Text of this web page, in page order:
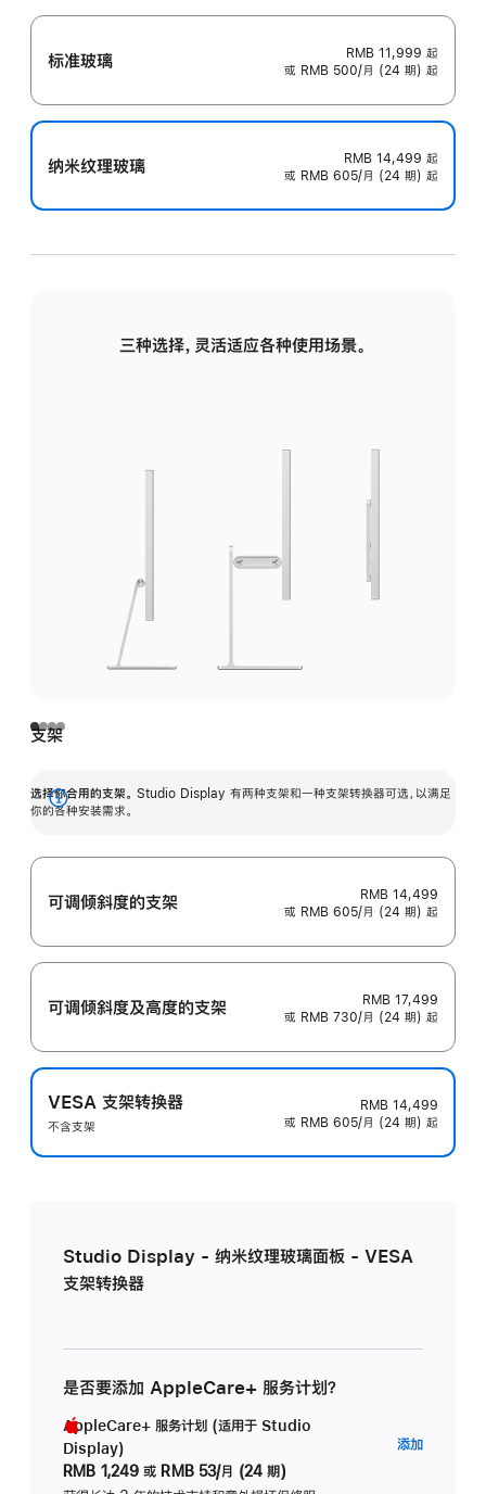
标准玻璃 RMB 11,999 起
或 RMB 500/月 (24 期) 起
纳米纹理玻璃 RMB 14,499 起
或 RMB 605/月 (24 期) 起
三种选择，灵活适应各种使用场景。
支架
选择你合用的支架。 Studio Display 有两种支架和一种支架转换器可选，以满足
你的各种安装需求。
展
可调倾斜度的支架
RMB 14,499
或 RMB 605/月 (24 期) 起
可调倾斜度及高‍度的支‍架
RMB 17,499
或 RMB 730/月 (24 期) 起
VESA 支架转换器
不含支架
RMB 14,499
或 RMB 605/月 (24 期) 起
Studio Display - 纳米纹理玻璃面板 - VESA
支架转换器
是否要添加 AppleCare+ 服务计划？
AppleCare+ 服务计划 (适用于 Studio
Display)
RMB 1,249 或 RMB 53/月 (24 期)
添加